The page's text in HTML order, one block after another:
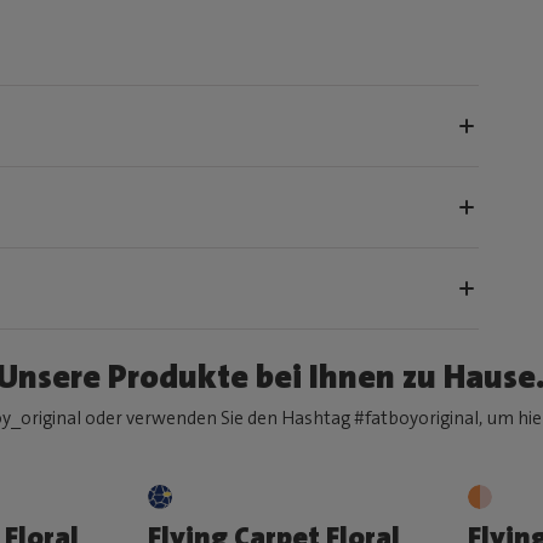
Produkte bei Ihnen zu
oder verwenden Sie den Hashtag #fatboyoriginal, um